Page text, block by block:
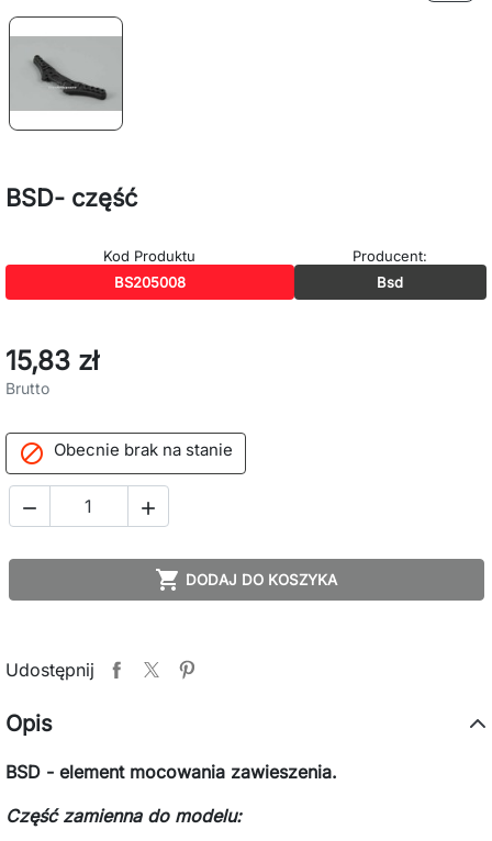
BSD- część
Kod Produktu
BS205008
Producent:
Bsd
15,83 zł
Brutto
 Obecnie brak na stanie
 
 DODAJ DO KOSZYKA
Udostępnij
Opis
BSD - element mocowania zawieszenia.
Część zamienna do modelu: